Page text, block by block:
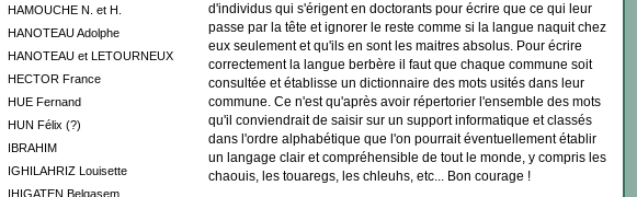
HAMOUCHE N. et H.
HANOTEAU Adolphe
HANOTEAU et LETOURNEUX
HECTOR France
HUE Fernand
HUN Félix (?)
IBRAHIM
IGHILAHRIZ Louisette
IHIGATEN Belqasem
d'individus qui s'érigent en doctorants pour écrire que ce qui leur
passe par la tête et ignorer le reste comme si la langue naquit chez
eux seulement et qu'ils en sont les maitres absolus. Pour écrire
correctement la langue berbère il faut que chaque commune soit
consultée et établisse un dictionnaire des mots usités dans leur
commune. Ce n'est qu'après avoir répertorier l'ensemble des mots
qu'il conviendrait de saisir sur un support informatique et classés
dans l'ordre alphabétique que l'on pourrait éventuellement établir
un langage clair et compréhensible de tout le monde, y compris les
chaouis, les touaregs, les chleuhs, etc... Bon courage !